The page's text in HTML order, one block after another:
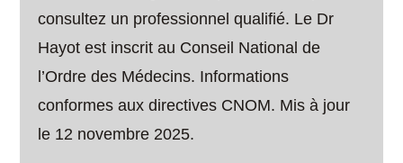
consultez un professionnel qualifié. Le Dr
Hayot est inscrit au Conseil National de
l’Ordre des Médecins. Informations
conformes aux directives CNOM. Mis à jour
le 12 novembre 2025.